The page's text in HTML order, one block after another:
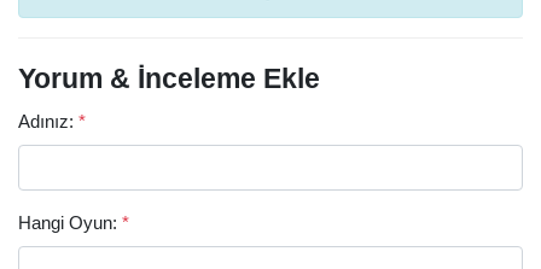
Yorum & İnceleme Ekle
Adınız: *
Hangi Oyun: *